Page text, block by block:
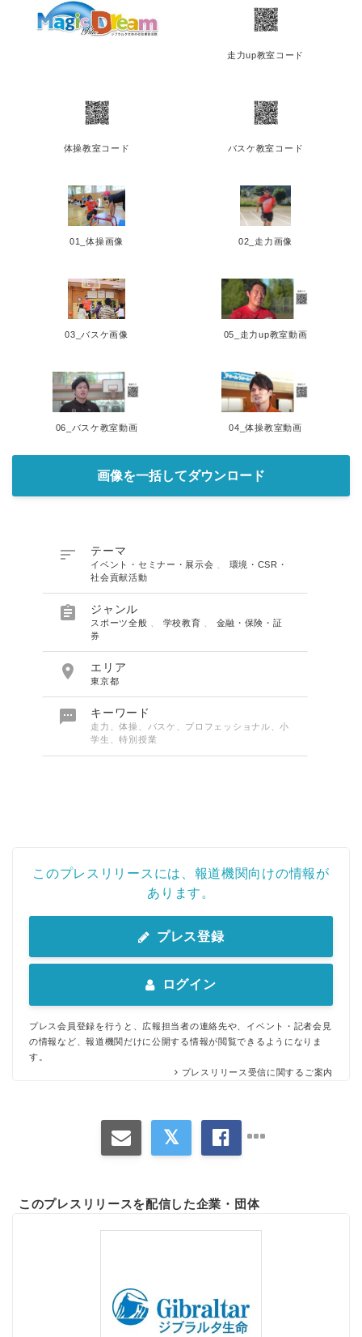
走力up教室コード
体操教室コード バスケ教室コード
01_体操画像 02_走力画像
03_バスケ画像 05_走力up教室動画
06_バスケ教室動画 04_体操教室動画
画像を一括してダウンロード
 テーマ
イベント・セミナー・展示会
環境・CSR・
社会貢献活動
 ジャンル
スポーツ全般 学校教育
金融・保険・証
券
 エリア
東京都
 キーワード
走力、体操、バスケ、プロフェッショナル、小
学生、特別授業
このプレスリリースには、報道機関向けの情報が
あります。
プレス登録
ログイン
プレス会員登録を行うと、広報担当者の連絡先や、イベント・記者会見
の情報など、報道機関だけに公開する情報が閲覧できるようになりま
す。
プレスリリース受信に関するご案内
このプレスリリースを配信した企業・団体